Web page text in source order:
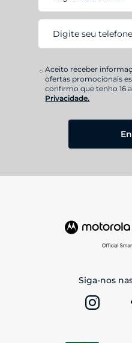
Aceito receber
ofertas promocionais
confirmo que tenho 16
Privacidade.
Siga-nos